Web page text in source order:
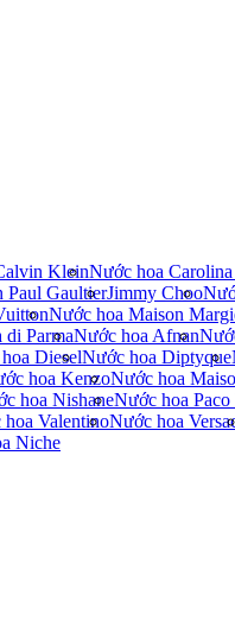
KleinNước hoa Carolina
Paul GaultierJimmy Choo
Nước hoa Maison
ParmaNước hoa Afnan
DieselNước hoa Diptyque
hoa KenzoNước hoa
hoa NishaneNước hoa Paco
ValentinoNước hoa
Niche